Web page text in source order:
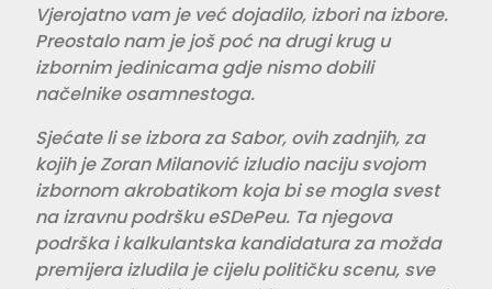
Vjerojatno vam je već dojadilo, izbori na izbore.
Preostalo nam je još poć na drugi krug u
izbornim jedinicama gdje nismo dobili
načelnike osamnestoga.
Sjećate li se izbora za Sabor, ovih zadnjih, za
kojih je Zoran Milanović izludio naciju svojom
izbornom akrobatikom koja bi se mogla svest
na izravnu podršku eSDePeu. Ta njegova
podrška i kalkulantska kandidatura za možda
premijera izludila je cijelu političku scenu, sve